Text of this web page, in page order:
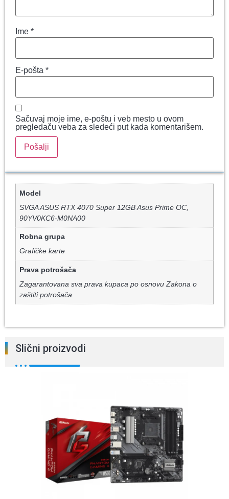
Ime *
E-pošta *
Sačuvaj moje ime, e-poštu i veb mesto u ovom
pregledaču veba za sledeći put kada komentarišem.
Model
SVGA ASUS RTX 4070 Super 12GB Asus Prime OC,
90YV0KC6-M0NA00
Robna grupa
Grafičke karte
Prava potrošača
Zagarantovana sva prava kupaca po osnovu Zakona o
zaštiti potrošača.
Slični proizvodi